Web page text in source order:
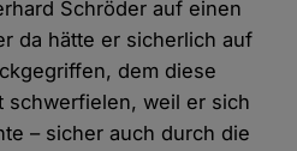
Schröder auf einen
da hätte er sicherlich auf
dem diese
schwerfielen, weil er sich
– sicher auch durch die